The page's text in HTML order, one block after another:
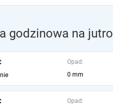
godzinowa na jutro
Opad:
0 mm
Opad: